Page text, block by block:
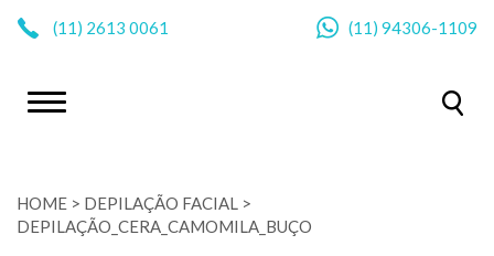
(11) 2613 0061 (11) 94306-1109
HOME > DEPILAÇÃO FACIAL >
DEPILAÇÃO_CERA_CAMOMILA_BUÇO